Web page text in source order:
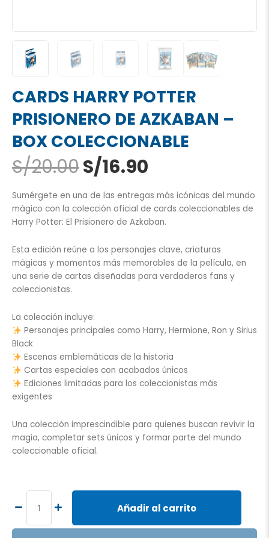
CARDS HARRY POTTER
PRISIONERO DE AZKABAN –
BOX COLECCIONABLE
S/20.00El
precio
original
era:
S/20.00.
S/16.90
actual
es:
S/16.90.
Sumérgete en una de las entregas más icónicas del mundo
mágico con la colección oficial de cards coleccionables de
Harry Potter: El Prisionero de Azkaban.
Esta edición reúne a los personajes clave, criaturas
mágicas y momentos más memorables de la película, en
una serie de cartas diseñadas para verdaderos fans y
coleccionistas.
La colección incluye:
Personajes principales como Harry, Hermione, Ron y Sirius
Black
Escenas emblemáticas de la historia
Cartas especiales con acabados únicos
Ediciones limitadas para los coleccionistas más
exigentes
Una colección imprescindible para quienes buscan revivir la
magia, completar sets únicos y formar parte del mundo
coleccionable oficial.
HARRY
POTTER
DE
Añadir al carrito